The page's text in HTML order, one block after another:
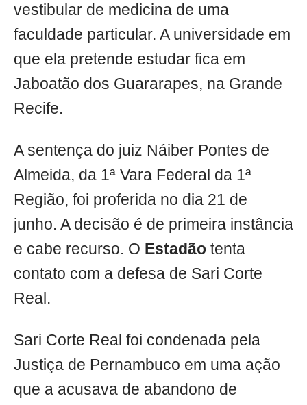
vestibular de medicina de uma
faculdade particular. A universidade em
que ela pretende estudar fica em
Jaboatão dos Guararapes, na Grande
Recife.
A sentença do juiz Náiber Pontes de
Almeida, da 1ª Vara Federal da 1ª
Região, foi proferida no dia 21 de
junho. A decisão é de primeira instância
e cabe recurso. O Estadão tenta
contato com a defesa de Sari Corte
Real.
Sari Corte Real foi condenada pela
Justiça de Pernambuco em uma ação
que a acusava de abandono de